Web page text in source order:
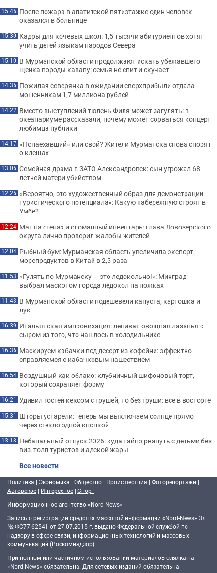
15:45 После пожара в апатитской пятиэтажке один человек
оказался в больнице
15:30 Кадры для кочевых школ: 1,5 тысячи абитуриентов хотят
учить детей языкам народов Севера
15:10 В Мурманской области продолжают искать убежавшего
щенка породы кавапу: семья не спит и скучает
14:35 Пожилая северянка в ожидании сверхприбыли отдала
мошенникам 1,7 миллиона рублей
14:22 Вместо выступлений тюлень Филя может загулять: в
океанариуме рассказали, почему может сорваться концерт
любимца публики
14:17 «Понаехавший» или свой? Жители Мурманска снова спорят
о клещах
13:05 Семейная драма в ЗАТО Александровск: сын угрожал 68-
летней матери убийством
12:25 «Вероятно, это художественный образ для демонстрации
туристического потенциала»: Какую набережную строят в
Умбе?
12:24 Мат на стенах и сломанный инвентарь: глава Ловозерского
округа лично проверил жалобы жителей
12:04 Рыбный бум: Мурманская область увеличила экспорт
морепродуктов в Китай в 2,5 раза
11:53 «Гулять по Мурманску — это ледокольно!»: Минград
выбрал маскотом города ледокол на ножках
11:43 В Мурманской области подешевели капуста, картошка и
лук
16:39 Итальянская импровизация: ленивая овощная лазанья с
сыром из того, что нашлось в холодильнике
16:36 Маскируем кабачки под десерт из кофейни: эффектно
справляемся с кабачковым нашествием
16:54 Воздушный как облако: клубничный шифоновый торт,
который сохраняет форму
16:21 Удивил гостей кексом с грушей, но без груши: все в восторге
15:31 Шторы устарели: теперь мы выключаем солнце прямо
через стекло одной кнопкой
13:18 Небанальный отпуск 2026: куда тайно рвануть с детьми без
виз, толп туристов и адской жары
Все новости
Политика | Экономика | Общество | Происшествия | Фоторепортажи |
Авторское | Интересное | Спорт
Информационное агентство «Nord-News»
Запись о регистрации средства массовой информации «Nord-News» Эл
№ ФС77-62541 от 27.07.2015 г. выдано Федеральной службой по
надзору в сфере связи, информационных технологий и массовых
коммуникаций (Роскомнадзор).
При полном или частичном использовании материалов ссылка на
«Nord-News» обязательна. Для сетевых изданий обязательна